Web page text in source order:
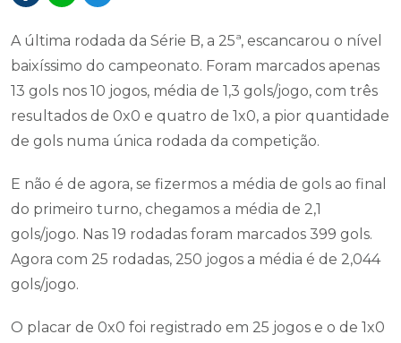
A última rodada da Série B, a 25ª, escancarou o nível
baixíssimo do campeonato. Foram marcados apenas
13 gols nos 10 jogos, média de 1,3 gols/jogo, com três
resultados de 0x0 e quatro de 1x0, a pior quantidade
de gols numa única rodada da competição.
E não é de agora, se fizermos a média de gols ao final
do primeiro turno, chegamos a média de 2,1
gols/jogo. Nas 19 rodadas foram marcados 399 gols.
Agora com 25 rodadas, 250 jogos a média é de 2,044
gols/jogo.
O placar de 0x0 foi registrado em 25 jogos e o de 1x0